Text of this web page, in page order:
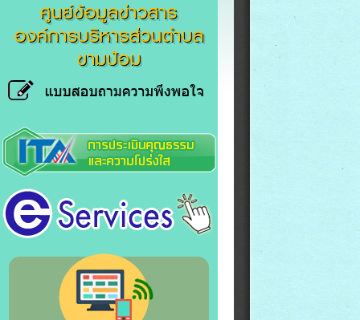
ศูนย์ข้อมูลข่าวสาร
องค์การบริหารส่วนตำบล
ขามป้อม